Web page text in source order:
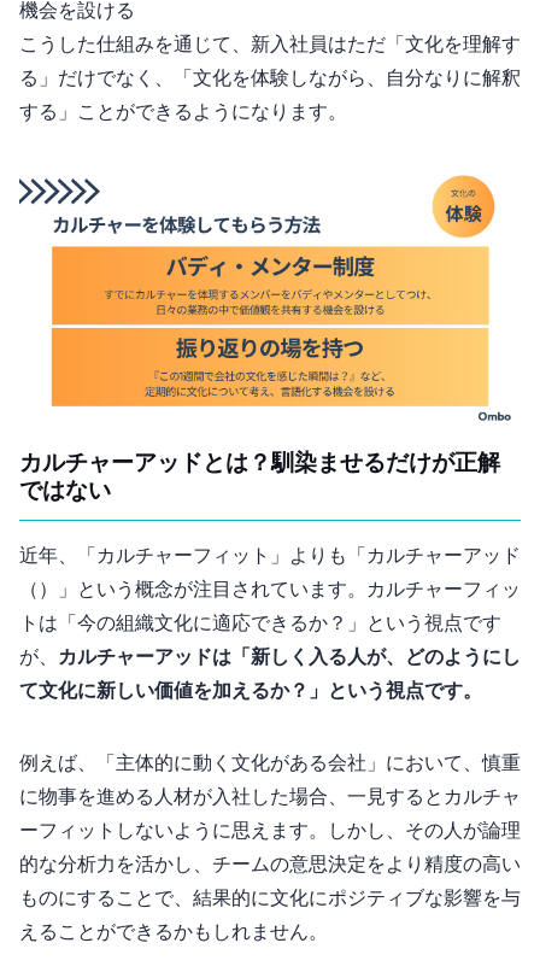
機会を設ける
こうした仕組みを通じて、新入社員はただ「文化を理解す
る」だけでなく、「文化を体験しながら、自分なりに解釈
する」ことができるようになります。
3. カルチャーアッドとは？ 馴染ませるだけが正解
ではない
近年、「カルチャーフィット」よりも「カルチャーアッド
（Culture Add）」という概念が注目されています。カルチャーフィッ
トは「今の組織文化に適応できるか？」という視点です
が、 カルチャーアッドは「新しく入る人が、どのようにし
て文化に新しい価値を加えるか？」という視点です。
例えば、「主体的に動く文化がある会社」において、慎重
に物事を進める人材が入社した場合、一見するとカルチャ
ーフィットしないように思えます。しかし、その人が論理
的な分析力を活かし、チームの意思決定をより精度の高い
ものにすることで、結果的に文化にポジティブな影響を与
えることができるかもしれません。